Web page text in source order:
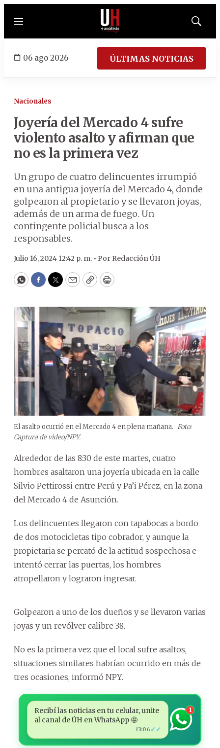
Menú
Mostrar
06 ago 2026 ÚLTIMAS NOTICIAS
Nacionales
Joyería del Mercado 4 sufre
violento asalto y afirman que
no es la primera vez
Un grupo de cuatro delincuentes irrumpió
en una antigua joyería del Mercado 4, donde
golpearon al propietario y se llevaron joyas,
además de un arma de fuego. Un
contingente policial busca a los
responsables.
Julio 16, 2024 12:42 p. m. • Por Redacción ÚH
WhatsApp
Facebook
Twitter
EmailCopyPrint
El asalto ocurrió en el Mercado 4 en plena mañana. Foto:
Captura de video/NPY.
Alrededor de las 8:30 de este martes, cuatro
hombres asaltaron una joyería ubicada en la calle
Silvio Pettirossi entre Perú y Pa’i Pérez, en la zona
del Mercado 4 de Asunción.
Los delincuentes llegaron con tapabocas a bordo
de dos motocicletas tipo cobrador, y aunque la
propietaria se percató de la actitud sospechosa e
intentó cerrar las puertas, los hombres
atropellaron y lograron ingresar.
Golpearon a uno de los dueños y se llevaron varias
joyas y un revólver calibre 38.
No es la primera vez que el local sufre asaltos,
situaciones similares habrían ocurrido en más de
tres ocasiones, informó NPY.
Recibí las noticias en tu celular, unite
al canal de ÚH en WhatsApp 🤩
13:06 ✓✓
1